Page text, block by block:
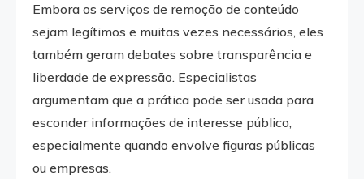
Embora os serviços de remoção de conteúdo
sejam legítimos e muitas vezes necessários, eles
também geram debates sobre transparência e
liberdade de expressão. Especialistas
argumentam que a prática pode ser usada para
esconder informações de interesse público,
especialmente quando envolve figuras públicas
ou empresas.